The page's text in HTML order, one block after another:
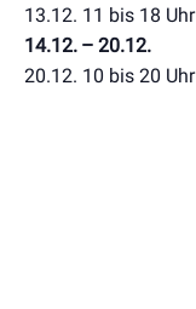
13.12. 11 bis 18 Uhr
14.12. – 20.12.
20.12. 10 bis 20 Uhr